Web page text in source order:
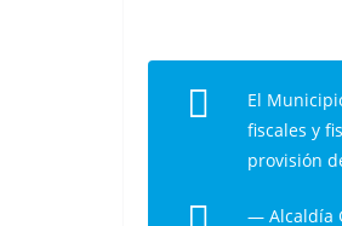
El
fiscales y
provisión
— Alcaldía